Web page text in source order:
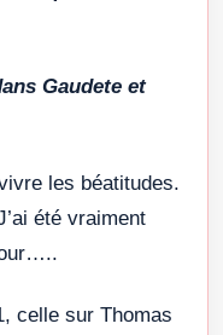
Gaudete et
les béatitudes.
été vraiment
celle sur Thomas